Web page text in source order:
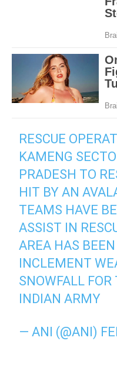
RESCUE
KAMENG
PRADESH TO
HIT BY AN
TEAMS HAVE
ASSIST IN
AREA HAS
INCLEMENT
SNOWFALL FOR
INDIAN ARMY
— ANI (@ANI)